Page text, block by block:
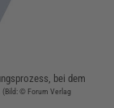
bei dem
(Bild: © Forum Verlag